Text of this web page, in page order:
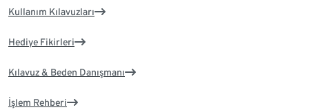
Kullanım Kılavuzları
Hediye Fikirleri
Kılavuz & Beden Danışmanı
İşlem Rehberi